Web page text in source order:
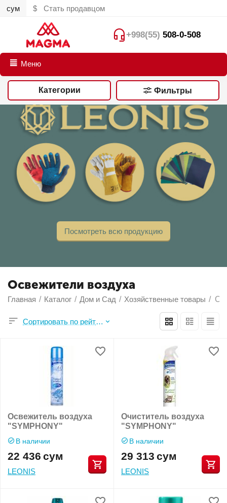
сум $ Стать продавцом
+998(55) 508-0-508
Меню
Категории Фильтры
Посмотреть всю продукцию
Освежители воздуха
Главная / Каталог / Дом и Сад / Хозяйственные товары /
Сортировать по рейтингу продавца
Освежитель воздуха
"SYMPHONY"
В наличии
22 436 сум
LEONIS
Очиститель воздуха
"SYMPHONY"
В наличии
29 313 сум
LEONIS